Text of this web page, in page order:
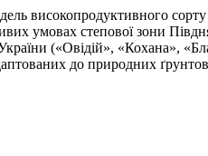
високопродуктивного сорту
умовах степової зони
(«Овідій», «Кохана»,
до природних